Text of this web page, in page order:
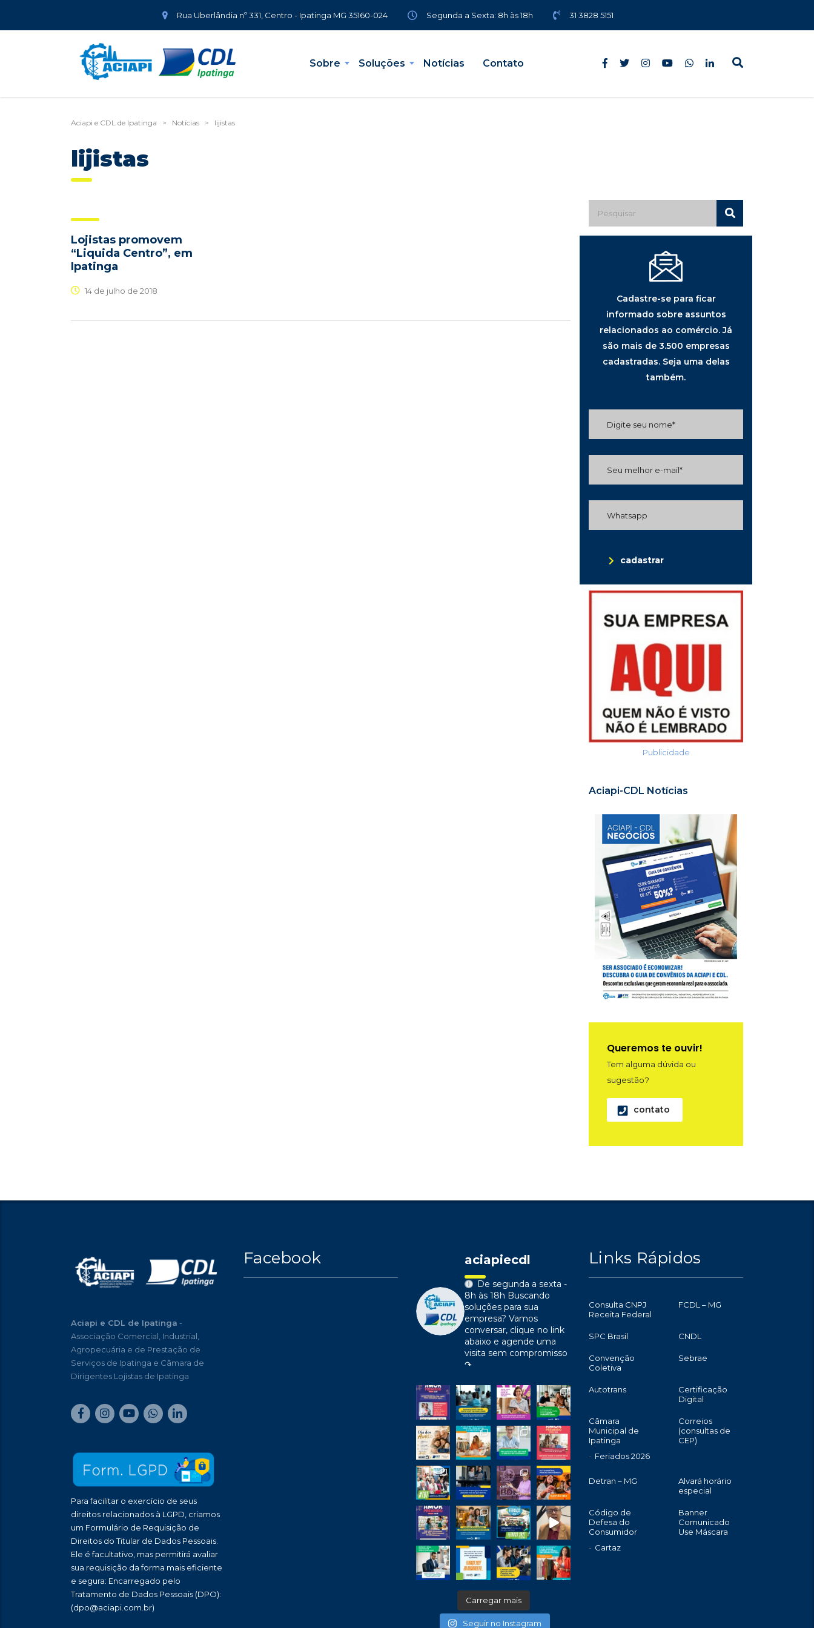
Rua Uberlândia nº 331, Centro - Ipatinga MG 35160-024 Segunda a Sexta: 8h às 18h 31 3828 5151
Sobre Soluções Notícias Contato
Aciapi e CDL de Ipatinga > Notícias > lijistas
lijistas
Lojistas promovem
“Liquida Centro”, em
Ipatinga
14 de julho de 2018
Cadastre-se para ficar
informado sobre assuntos
relacionados ao comércio. Já
são mais de 3.500 empresas
cadastradas. Seja uma delas
também.
cadastrar
Publicidade
Aciapi-CDL Notícias
Queremos te ouvir!
Tem alguma dúvida ou
sugestão?
contato
Aciapi e CDL de Ipatinga -
Associação Comercial, Industrial,
Agropecuária e de Prestação de
Serviços de Ipatinga e Câmara de
Dirigentes Lojistas de Ipatinga
Para facilitar o exercício de seus
direitos relacionados à LGPD, criamos
um Formulário de Requisição de
Direitos do Titular de Dados Pessoais.
Ele é facultativo, mas permitirá avaliar
sua requisição da forma mais eficiente
e segura: Encarregado pelo
Tratamento de Dados Pessoais (DPO):
(dpo@aciapi.com.br)
Facebook aciapiecdl
De segunda a sexta -
8h às 18h Buscando
soluções para sua
empresa? Vamos
conversar, clique no link
abaixo e agende uma
visita sem compromisso
↷
Carregar mais
Seguir no Instagram
Links Rápidos
Consulta CNPJ
Receita Federal
FCDL – MG
SPC Brasil CNDL
Convenção
Coletiva
Sebrae
Autotrans
Certificação
Digital
Câmara
Municipal de
Ipatinga
Feriados 2026
Correios
(consultas de
CEP)
Detran – MG
Alvará horário
especial
Código de
Defesa do
Consumidor
Cartaz
Banner
Comunicado
Use Máscara